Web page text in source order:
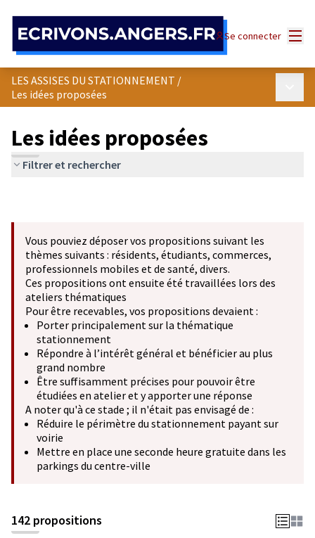
Se connecter
LES ASSISES DU STATIONNEMENT /
Les idées proposées
Les idées proposées
Filtrer et rechercher
Vous pouviez déposer vos propositions suivant les
thèmes suivants : résidents, étudiants, commerces,
professionnels mobiles et de santé, divers.
Ces propositions ont ensuite été travaillées lors des
ateliers thématiques
Pour être recevables, vos propositions devaient :
Porter principalement sur la thématique
stationnement
Répondre à l’intérêt général et bénéficier au plus
grand nombre
Être suffisamment précises pour pouvoir être
étudiées en atelier et y apporter une réponse
A noter qu'à ce stade ; il n'était pas envisagé de :
Réduire le périmètre du stationnement payant sur
voirie
Mettre en place une seconde heure gratuite dans les
parkings du centre-ville
142 propositions